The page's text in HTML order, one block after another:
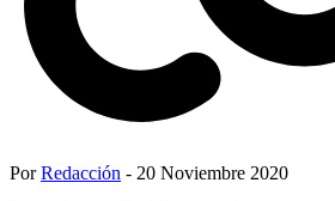
PorRedacción - 20 Noviembre 2020